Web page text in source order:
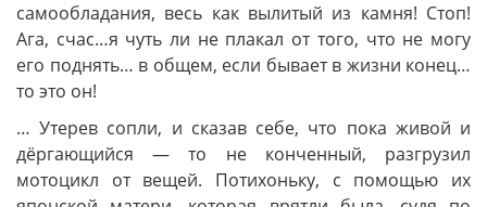
самообладания, весь как вылитый из камня! Стоп!
Ага, счас…я чуть ли не плакал от того, что не могу
его поднять… в общем, если бывает в жизни конец…
то это он!
… Утерев сопли, и сказав себе, что пока живой и
дёргающийся — то не конченный, разгрузил
мотоцикл от вещей. Потихоньку, с помощью их